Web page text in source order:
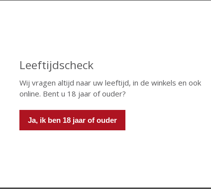
Leeftijdscheck
Wij vragen altijd naar uw leeftijd, in de winkels en ook
online. Bent u 18 jaar of ouder?
Ja, ik ben 18 jaar of ouder